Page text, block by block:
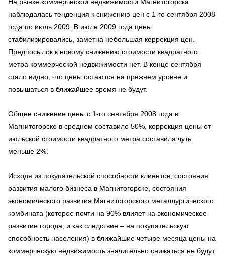
наблюдалась тенденция к снижению цен с 1-го сентября 2008
года по июль 2009. В июле 2009 года цены
стабилизировались, заметна небольшая коррекция цен.
Предпосылок к новому снижению стоимости квадратного
метра коммерческой недвижимости нет. В конце сентября
стало видно, что цены остаются на прежнем уровне и
повышаться в ближайшее время не будут.
Общее снижение цены с 1-го сентября 2008 года в
Магнитогорске в среднем составило 50%, коррекция цены от
июльской стоимости квадратного метра составила чуть
меньше 2%.
Исходя из покупательской способности клиентов, состояния
развития малого бизнеса в Магнитогорске, состояния
экономического развития Магнитогорского металлургического
комбината (которое почти на 90% влияет на экономическое
развитие города, и как следствие – на покупательскую
способность населения) в ближайшие четыре месяца цены на
коммерческую недвижимость значительно снижаться не будут.